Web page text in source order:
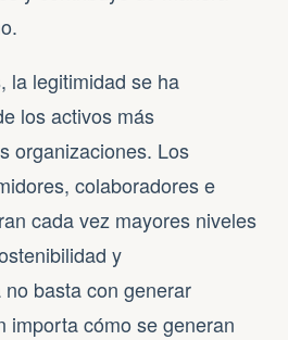
la legitimidad se ha
los activos más
organizaciones. Los
colaboradores e
cada vez mayores niveles
y
basta con generar
importa cómo se generan